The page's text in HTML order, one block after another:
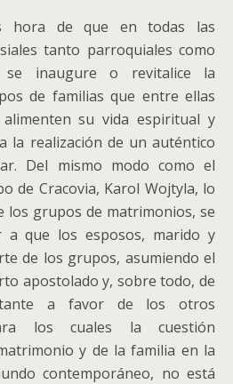
hora de que en todas las
tanto parroquiales como
se inaugure o revitalice la
de familias que entre ellas
su vida espiritual y
la realización de un auténtico
Del mismo modo como el
de Cracovia, Karol Wojtyla, lo
los grupos de matrimonios, se
a que los esposos, marido y
de los grupos, asumiendo el
apostolado y, sobre todo, de
a favor de los otros
los cuales la cuestión
y de la familia en la
contemporáneo, no está